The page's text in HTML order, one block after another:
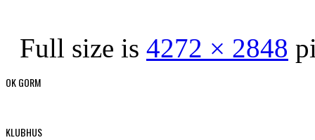
Full size is 4272 × 2848
OK GORM
KLUBHUS